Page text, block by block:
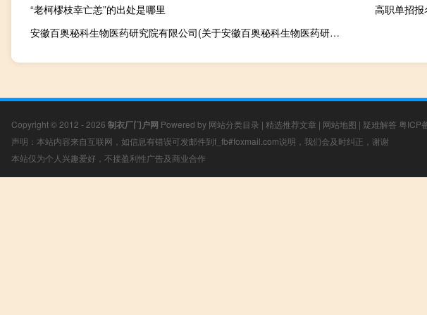
“老柯樛枝幸亡恙”的出处是哪里
高职单招报
安徽百奥秘科生物医药研究院有限公司(关于安徽百奥秘科生物医药研究院有限公司简述)
Copyright © 2012 - 2026 制衣厂门户网 Powered by 网站分类目录 | 精选推荐文章 | 网站地图 | 疑难解答 粤ICP
声明：本站内容来自互联网，如信息有错误可发邮件到f_fb#foxmail.com说明，我们会及时纠正，谢谢
本站仅为个人兴趣爱好，不接盈利性广告及商业合作